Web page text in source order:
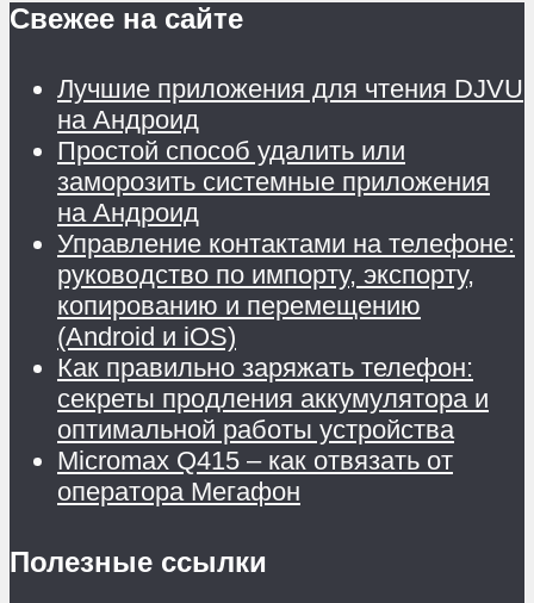
Свежее на сайте
Лучшие приложения для чтения DJVU
на Андроид
Простой способ удалить или
заморозить системные приложения
на Андроид
Управление контактами на телефоне:
руководство по импорту, экспорту,
копированию и перемещению
(Android и iOS)
Как правильно заряжать телефон:
секреты продления аккумулятора и
оптимальной работы устройства
Micromax Q415 – как отвязать от
оператора Мегафон
Полезные ссылки